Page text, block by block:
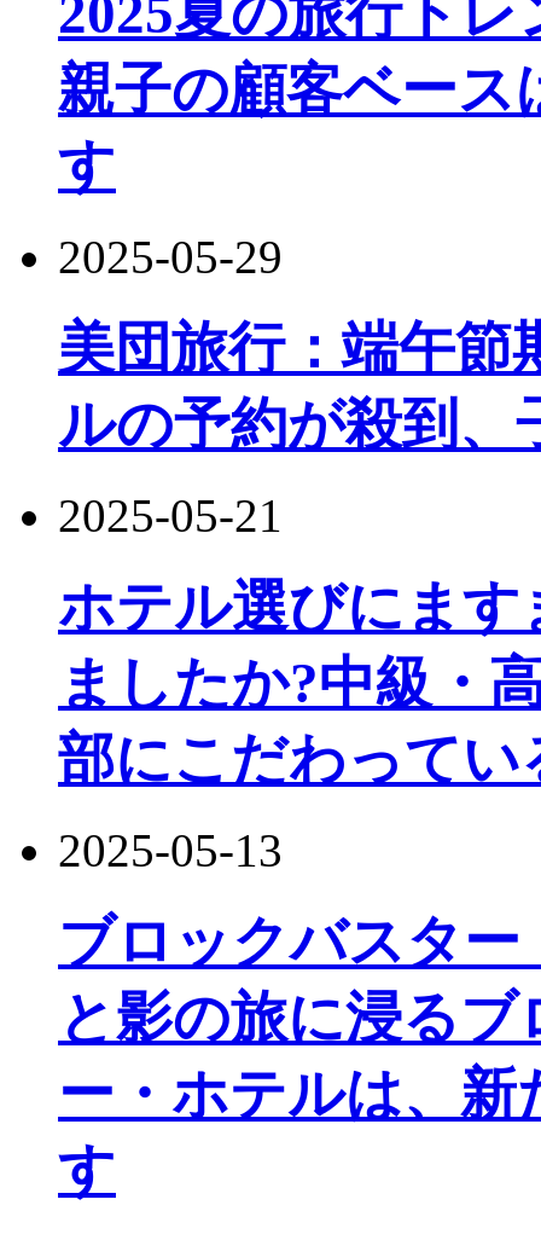
2025夏の旅行ト
親子の顧客ベース
す
2025-05-29
美団旅行：端午節
ルの予約が殺到、
2025-05-21
ホテル選びにま
ましたか?中級・
部にこだわってい
2025-05-13
ブロックバスタ
と影の旅に浸る
ー・ホテルは、
す